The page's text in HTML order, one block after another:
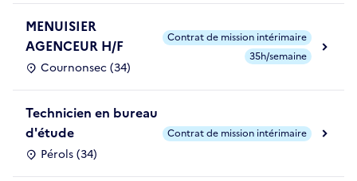
MENUISIER
AGENCEUR H/F
Cournonsec (34)
Contrat de mission intérimaire
35h/semaine
Technicien en bureau
d'étude
Pérols (34)
Contrat de mission intérimaire